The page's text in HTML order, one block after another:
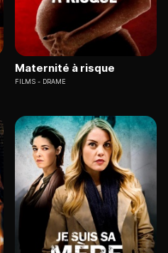
Maternité à risque
FILMS DRAME